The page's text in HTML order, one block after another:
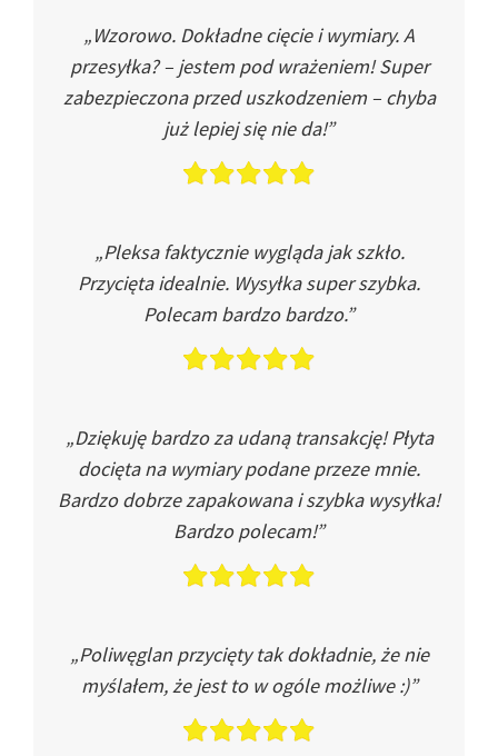
„Wzorowo. Dokładne cięcie i wymiary. A
przesyłka? – jestem pod wrażeniem! Super
zabezpieczona przed uszkodzeniem – chyba
już lepiej się nie da!”
„Pleksa faktycznie wygląda jak szkło.
Przycięta idealnie. Wysyłka super szybka.
Polecam bardzo bardzo.”
„Dziękuję bardzo za udaną transakcję! Płyta
docięta na wymiary podane przeze mnie.
Bardzo dobrze zapakowana i szybka wysyłka!
Bardzo polecam!”
„Poliwęglan przycięty tak dokładnie, że nie
myślałem, że jest to w ogóle możliwe :)”